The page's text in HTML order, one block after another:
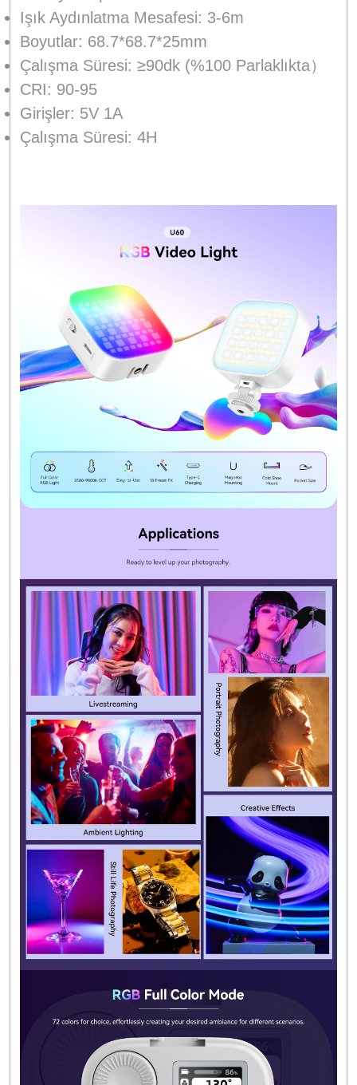
Işık Aydınlatma Mesafesi: 3-6m
Boyutlar: 68.7*68.7*25mm
Çalışma Süresi: ≥90dk (%100 Parlaklıkta）
CRI: 90-95
Girişler: 5V 1A
Çalışma Süresi: 4H